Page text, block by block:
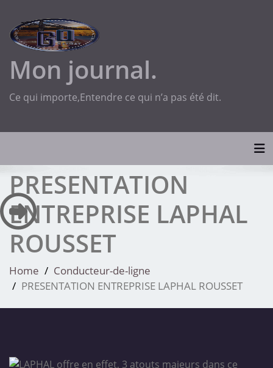
content
Mon journal.
Ce qui importe,Entendre ce qui n’a pas été dit.
PRESENTATION
ENTREPRISE LAPHAL
ROUSSET
Home
Conducteur-de-ligne
PRESENTATION ENTREPRISE LAPHAL ROUSSET